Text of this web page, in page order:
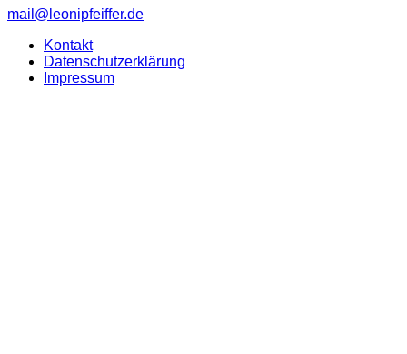
mail@leonipfeiffer.de
Kontakt
Datenschutzerklärung
Impressum